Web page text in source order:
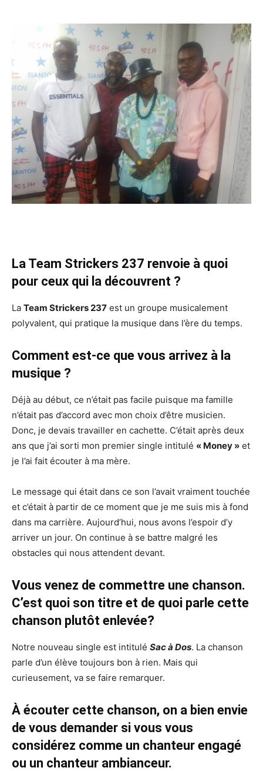
La Team Strickers 237 renvoie à quoi
pour ceux qui la découvrent ?
La Team Strickers 237 est un groupe musicalement
polyvalent, qui pratique la musique dans l’ère du temps.
Comment est-ce que vous arrivez à la
musique ?
Déjà au début, ce n’était pas facile puisque ma famille
n’était pas d’accord avec mon choix d’être musicien.
Donc, je devais travailler en cachette. C’était après deux
ans que j’ai sorti mon premier single intitulé « Money » et
je l’ai fait écouter à ma mère.
Le message qui était dans ce son l’avait vraiment touchée
et c’était à partir de ce moment que je me suis mis à fond
dans ma carrière. Aujourd’hui, nous avons l’espoir d’y
arriver un jour. On continue à se battre malgré les
obstacles qui nous attendent devant.
Vous venez de commettre une chanson.
C’est quoi son titre et de quoi parle cette
chanson plutôt enlevée?
Notre nouveau single est intitulé Sac à Dos. La chanson
parle d’un élève toujours bon à rien. Mais qui
curieusement, va se faire remarquer.
À écouter cette chanson, on a bien envie
de vous demander si vous vous
considérez comme un chanteur engagé
ou un chanteur ambianceur.